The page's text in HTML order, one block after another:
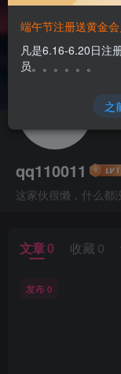
qq110011
这家伙很懒，什么都
文章0 收藏 0
发布 0
端午节注册送黄金
凡是6.16-6.20日注
员。。。。。。
之